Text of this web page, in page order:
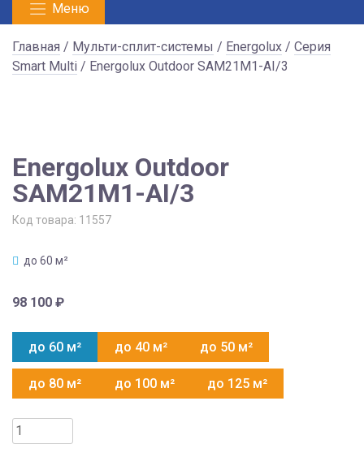
Меню
Главная / Мульти-сплит-системы / Energolux / Серия
Smart Multi / Energolux Outdoor SAM21M1-AI/3
Energolux Outdoor
SAM21M1-AI/3
Код товара: 11557
до 60 м²
98 100 ₽
до 60 м² до 40 м² до 50 м²
до 80 м² до 100 м² до 125 м²
Количество
товара